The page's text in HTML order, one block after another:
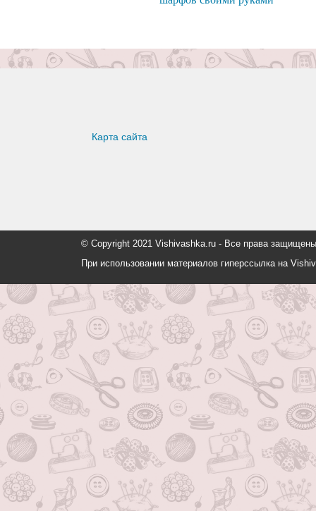
Карта сайта
© Copyright 2021 Vishivashka.ru - Все права
При использовании материалов гиперссылка на